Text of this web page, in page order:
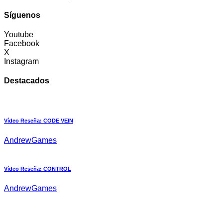
Síguenos
Youtube
Facebook
X
Instagram
Destacados
Vídeo Reseña: CODE VEIN
AndrewGames
Vídeo Reseña: CONTROL
AndrewGames